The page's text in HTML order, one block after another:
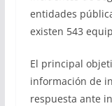
entidades
existen 543
El principal
información de
respuesta ante